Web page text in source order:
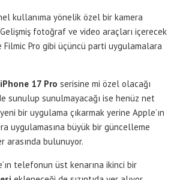
kullanıma yönelik özel bir kamera
fotoğraf ve video araçları içerecek
Filmic Pro gibi üçüncü parti uygulamalara
iPhone 17 Pro serisine mi özel olacağı
sunulup sunulmayacağı ise henüz net
bir uygulama çıkarmak yerine Apple’ın
uygulamasına büyük bir güncelleme
arasında bulunuyor.
telefonun üst kenarına ikinci bir